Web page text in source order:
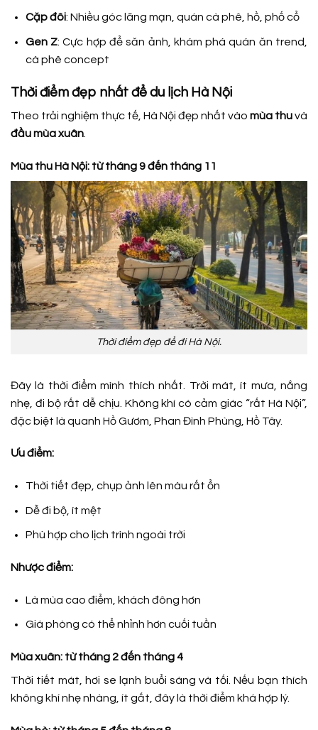
Cặp đôi: Nhiều góc lãng mạn, quán cà phê, hồ, phố cổ
Gen Z: Cực hợp để săn ảnh, khám phá quán ăn trend,
cà phê concept
Thời điểm đẹp nhất để du lịch Hà Nội
Theo trải nghiệm thực tế, Hà Nội đẹp nhất vào mùa thuvà
đầu mùa xuân.
Mùa thu Hà Nội: từ tháng 9 đến tháng 11
Thời điểm đẹp để đi Hà Nội.
Đây là thời điểm mình thích nhất. Trời mát, ít mưa, nắng
nhẹ, đi bộ rất dễ chịu. Không khí có cảm giác “rất Hà Nội”,
đặc biệt là quanh Hồ Gươm, Phan Đình Phùng, Hồ Tây.
Ưu điểm:
Thời tiết đẹp, chụp ảnh lên màu rất ổn
Dễ đi bộ, ít mệt
Phù hợp cho lịch trình ngoài trời
Nhược điểm:
Là mùa cao điểm, khách đông hơn
Giá phòng có thể nhỉnh hơn cuối tuần
Mùa xuân: từ tháng 2 đến tháng 4
Thời tiết mát, hơi se lạnh buổi sáng và tối. Nếu bạn thích
không khí nhẹ nhàng, ít gắt, đây là thời điểm khá hợp lý.